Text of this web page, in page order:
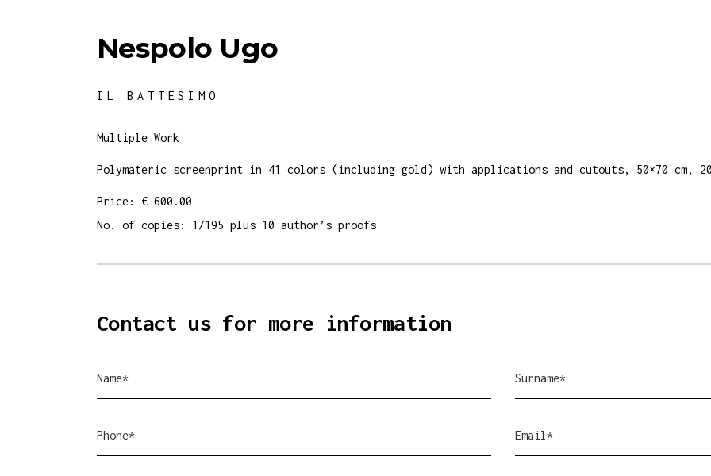
Nespolo Ugo
IL BATTESIMO
Multiple Work
Polymateric screenprint in 41 colors (including gold) with applications and cutouts, 50×70 cm,
Price: € 600.00
No. of copies: 1/195 plus 10 author’s proofs
Contact us for more information